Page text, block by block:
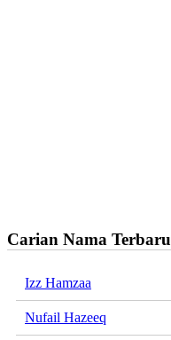
Carian Nama Terbaru
Izz Hamzaa
Nufail Hazeeq